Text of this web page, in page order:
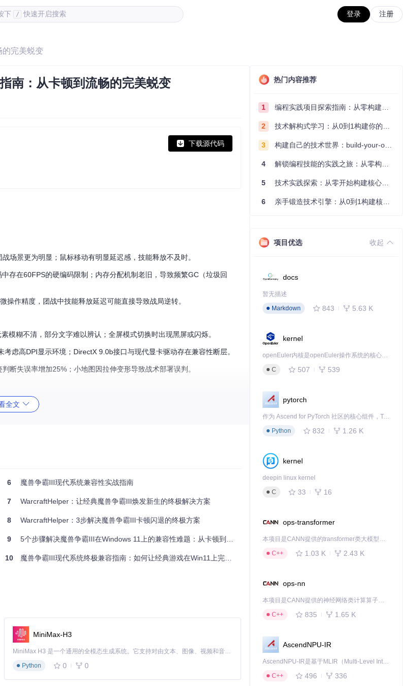
下 / 快速开启搜索 登录 注册
的完美蜕变
南：从卡顿到流畅的完美蜕变
下载源代码
场景更为明显；鼠标移动有明显延迟感，技能释放不及时。
存在60FPS的硬编码限制；内存分配机制老旧，导致频繁GC（垃圾回
操作精度，团战中技能释放延迟可能直接导致战局逆转。
模糊不清，部分文字难以辨认；全屏模式切换时出现黑屏或闪烁。
虑高DPI显示环境；DirectX 9.0b接口与现代显卡驱动存在兼容性断层。
断失误率增加25%；小地图因拉伸变形导致战术部署误判。
超过1小时后出现随机闪退；特定地图场景触发程序崩溃。
本兼容性问题。
全文
6 魔兽争霸III现代系统兼容性实战指南
7 WarcraftHelper：让经典魔兽争霸III焕发新生的终极解决方案
8 WarcraftHelper：3步解决魔兽争霸III卡顿闪退的终极方案
9 5个步骤解决魔兽争霸III在Windows 11上的兼容性难题：从卡顿到流畅的蜕变指南
10 魔兽争霸III现代系统终极兼容指南：如何让经典游戏在Win11上完美运行
MiniMax-H3
MiniMax H3 是一个通用的全模态生成系统。它支持对由文本、图像、视频和音频组成的多模态上下文进行统一理解，并能生成分辨率高达 2K、时长可达 15 秒的带原生立体声音频的视频。得益于面向任务泛化的系统设计，H3 在预训练阶段就已具备广泛的多模态上下文理解与生成能力，能够出色地执行复杂的多模态指令。
Python
0 0
热门内容推荐
1 编程实践项目探索指南：从零构建技术能力体系
2 技术解构式学习：从0到1构建你的编程知识体系
3 构建自己的技术世界：build-your-own-x项目的实践探索指南
4 解锁编程技能的实践之旅：从零构建你的技术世界
5 技术实践探索：从零开始构建核心系统的实践指南
6 亲手锻造技术引擎：从0到1构建核心系统的实践指南
项目优选 收起
docs
暂无描述
Markdown
843 5.63 K
kernel
openEuler内核是openEuler操作系统的核心，既是系统性能与稳定性的基石，也是连接处理器、设备与服务的桥梁。
C
507 539
pytorch
作为 Ascend for PyTorch 社区的核心组件，TorchNPU 是昇腾专为 PyTorch 打造的深度学习适配插件，使 PyTorch 框架能够直接调用昇腾 NPU，为开发者提供昇腾 AI 处理器的超强算力。
Python
832 1.26 K
kernel
deepin linux kernel
C
33 16
ops-transformer
本项目是CANN提供的transformer类大模型算子库，实现网络在NPU上加速计算。
C++
1.03 K 2.43 K
ops-nn
本项目是CANN提供的神经网络类计算算子库，实现网络在NPU上加速计算。
C++
835 1.65 K
AscendNPU-IR
AscendNPU-IR是基于MLIR（Multi-Level Intermediate Representation）构建的，面向昇腾亲和算子编译时使用的中间表示，提供昇腾完备表达能力，通过编译优化提升昇腾AI处理器计算效率，支持通过生态框架使能昇腾AI处理器与深度调优
C++
496 336